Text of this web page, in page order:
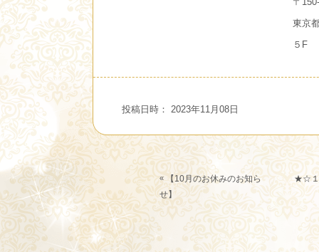
東京
５F
投稿日時： 2023年11月08日
«
【10月のお休みのお知ら
せ】
★☆１